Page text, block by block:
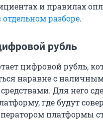
и правилах
разборе.
рубль
цифровой рубль,
наравне с
Для него
где будут
платформы